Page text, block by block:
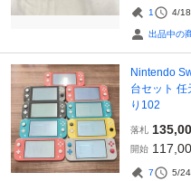
1 4/
出品中の
Nintendo
台セット
り102
落札
開始
7 5/